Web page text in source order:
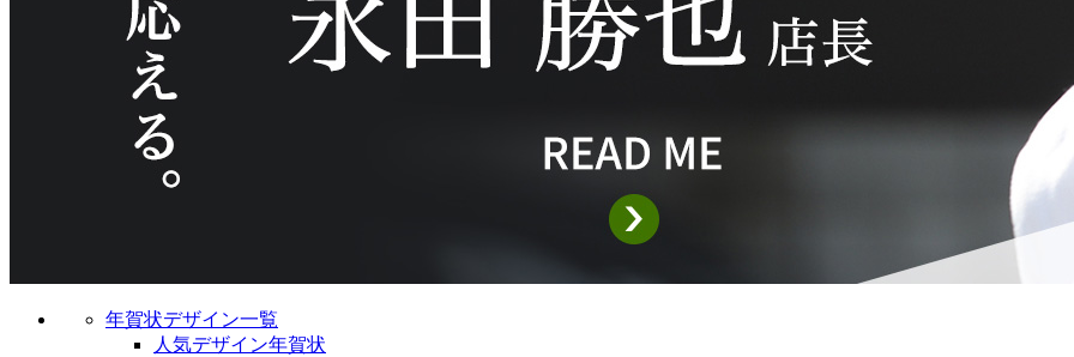
年賀状デザイン一覧
人気デザイン年賀状